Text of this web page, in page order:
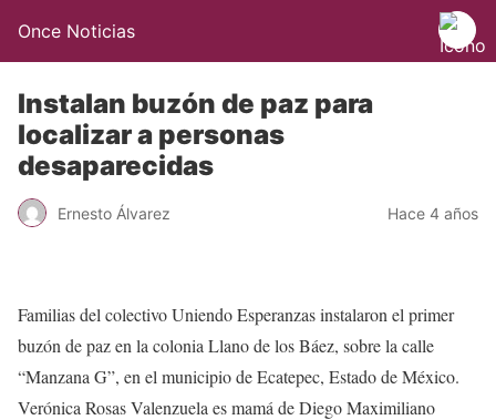
Once Noticias
Instalan buzón de paz para
localizar a personas
desaparecidas
Ernesto Álvarez Hace 4 años
Familias del colectivo Uniendo Esperanzas instalaron el primer
buzón de paz en la colonia Llano de los Báez, sobre la calle
“Manzana G”, en el municipio de Ecatepec, Estado de México.
Verónica Rosas Valenzuela es mamá de Diego Maximiliano